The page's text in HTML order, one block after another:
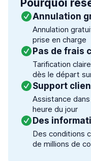
Pourquoi
Annulation
Annulation
prise en charge
Pas de frais
Tarification
dès le départ
Support
Assistance
heure du jour
Des
Des conditions
de millions de